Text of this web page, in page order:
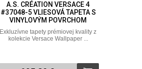
A.S. CRÉATION VERSACE 4
#37048-5 VLIESOVÁ TAPETA S
VINYLOVÝM POVRCHOM
Exkluzívne tapety prémiovej kvality z
kolekcie Versace Wallpaper ...